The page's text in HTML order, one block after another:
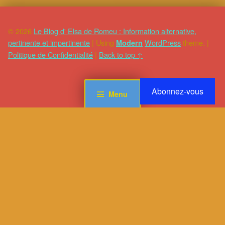
Menu
© 2026 Le Blog d' Elsa de Romeu : Information alternative,
pertinente et impertinente | Using Modern WordPresstheme. |
Politique de Confidentialité | Back to top ↑
Abonnez-vous